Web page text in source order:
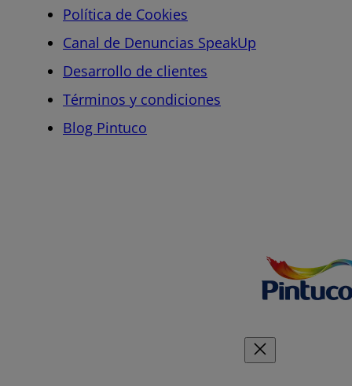
Política de Cookies
Canal de Denuncias SpeakUp
Desarrollo de clientes
Términos y condiciones
Blog Pintuco